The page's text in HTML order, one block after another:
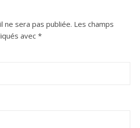
ne sera pas publiée. Les champs
avec *